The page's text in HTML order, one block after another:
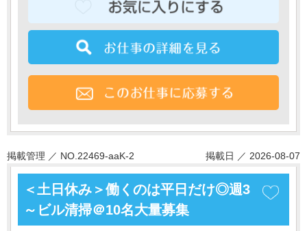
掲載管理 ／ NO.22469-aaK-2 掲載日 ／ 2026-08-07
＜土日休み＞働くのは平日だけ◎週3
～ビル清掃＠10名大量募集